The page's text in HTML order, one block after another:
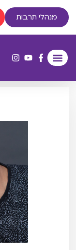
מנהלי תרבות